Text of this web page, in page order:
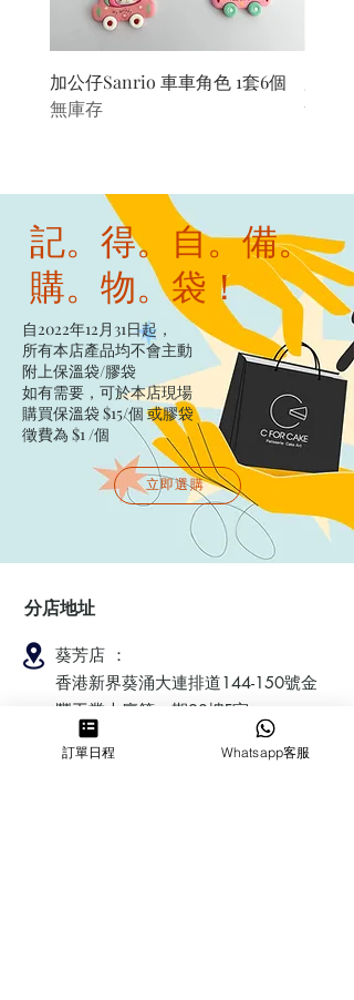
加公仔Sanrio 車車角色 1套6個
無庫存
無庫存
記。得。自。備。
購。物。袋！
自2022年12月31日起，
所有本店產品均不會主動
附上保溫袋/膠袋​
如有需要，可於本店現場
購買保溫袋 $15/個​ 或膠袋
徵費為 $1 /個
立即選購
分店地址
葵芳店 ：
香港新界葵涌大連排道144-150號金
豐工業大廈第一期23樓F室
鰂魚涌店：暫時停業
訂單日程 Whatsapp客服